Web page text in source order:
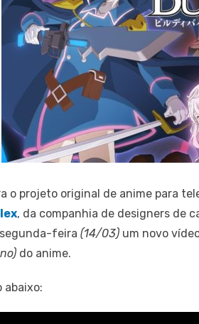
o projeto original de anime para
, da companhia de designers de
feira (14/03) um novo
do anime.
abaixo: